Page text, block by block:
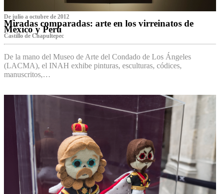
De julio a octubre de 2012
Miradas comparadas: arte en los virreinatos de
México y Perú
Castillo de Chapultepec
De la mano del Museo de Arte del Condado de Los Ángeles
(LACMA), el INAH exhibe pinturas, esculturas, códices,
manuscritos,…